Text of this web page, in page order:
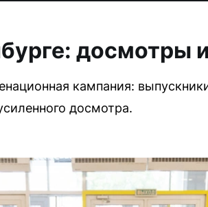
досмотры
кампания:
досмотра.